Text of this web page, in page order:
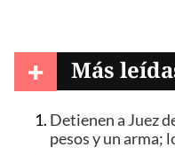
+ Más
Detienen a Juez
pesos y un arma;